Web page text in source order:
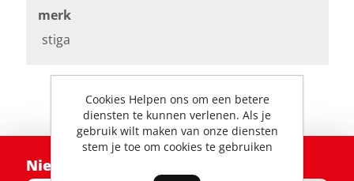
merk
stiga
Nieuwsbrief
Cookies Helpen ons om een betere
diensten te kunnen verlenen. Als je
gebruik wilt maken van onze diensten
stem je toe om cookies te gebruiken